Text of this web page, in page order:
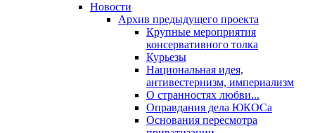
Новости
Архив предыдущего проекта
Крупные мероприятия
консервативного толка
Курьезы
Национальная идея,
антивестернизм, империализм
О странностях любви...
Оправдания дела ЮКОСа
Основания пересмотра